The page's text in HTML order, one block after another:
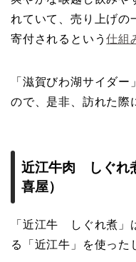
れていて、売り上げの
寄付されるという仕組
「滋賀びわ湖サイダ
ので、是非、訪れた際
近江牛肉 しぐれ
喜屋）
「近江牛 しぐれ煮」
る「近江牛」を使った